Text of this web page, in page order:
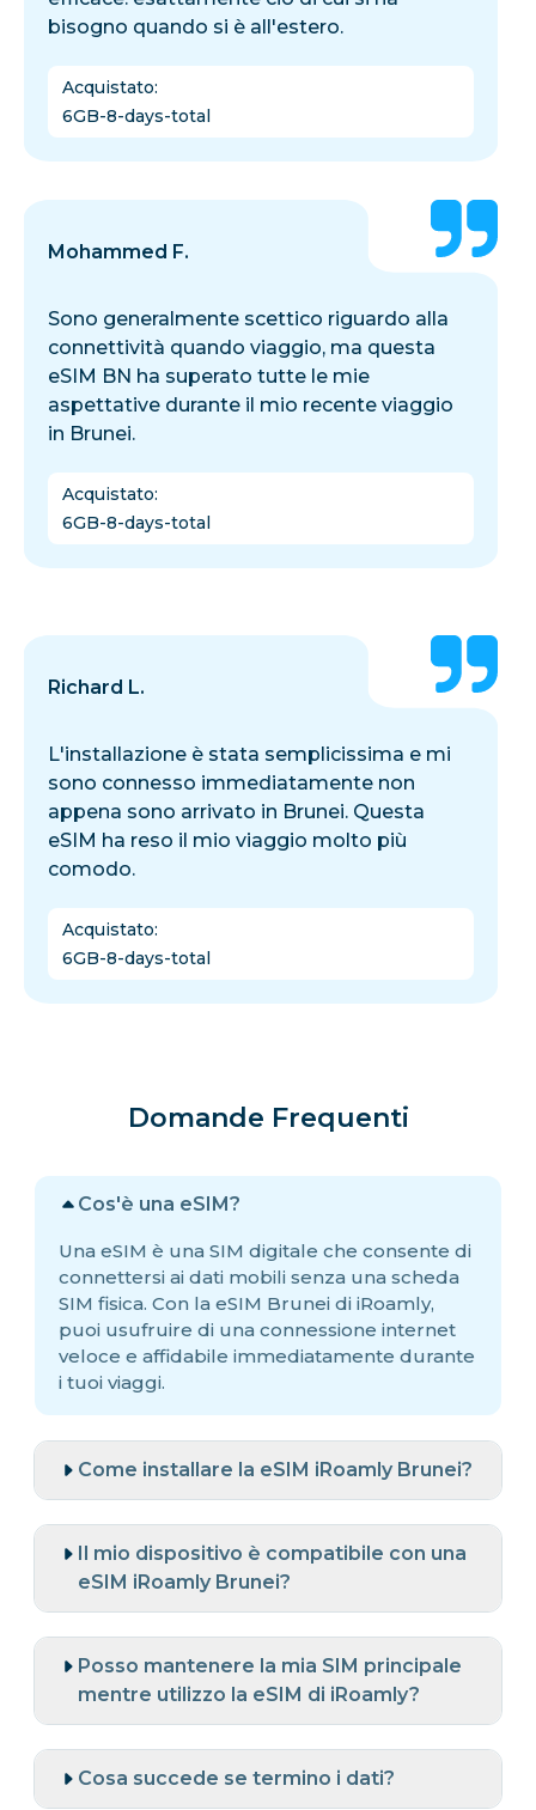
bisogno quando si è all'estero.
Acquistato:
6GB-8-days-total
Mohammed F.
Sono generalmente scettico riguardo alla
connettività quando viaggio, ma questa
eSIM BN ha superato tutte le mie
aspettative durante il mio recente viaggio
in Brunei.
Acquistato:
6GB-8-days-total
Richard L.
L'installazione è stata semplicissima e mi
sono connesso immediatamente non
appena sono arrivato in Brunei. Questa
eSIM ha reso il mio viaggio molto più
comodo.
Acquistato:
6GB-8-days-total
Domande Frequenti
Cos'è una eSIM?
Una eSIM è una SIM digitale che consente di
connettersi ai dati mobili senza una scheda
SIM fisica. Con la eSIM Brunei di iRoamly,
puoi usufruire di una connessione internet
veloce e affidabile immediatamente durante
i tuoi viaggi.
Come installare la eSIM iRoamly Brunei?
Il mio dispositivo è compatibile con una
eSIM iRoamly Brunei?
Posso mantenere la mia SIM principale
mentre utilizzo la eSIM di iRoamly?
Cosa succede se termino i dati?